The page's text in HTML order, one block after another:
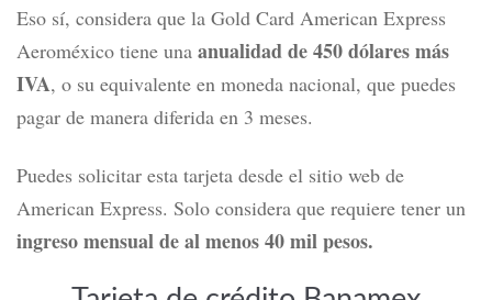
Eso sí, considera que la Gold Card American Express
Aeroméxico tiene una anualidad de 450 dólares más
IVA, o su equivalente en moneda nacional, que puedes
pagar de manera diferida en 3 meses.
Puedes solicitar esta tarjeta desde el sitio web de
American Express. Solo considera que requiere tener un
ingreso mensual de al menos 40 mil pesos.